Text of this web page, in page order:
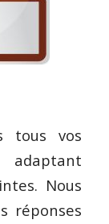
tous vos
Nous
réponses